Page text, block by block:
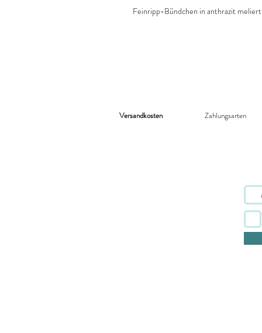
Feinripp-Bündchen in anthrazit meliert.
Versandkosten Zahlungsarten